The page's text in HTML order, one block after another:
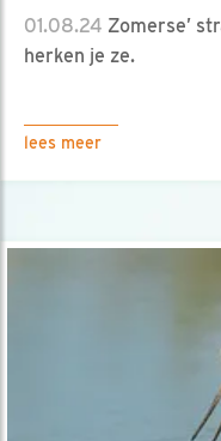
01.08.24 Zomerse’
herken je ze.
lees meer